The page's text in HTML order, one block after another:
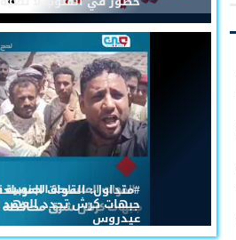
#متداول: القوات
جبهات كرش تجدد العهد
عيدروس